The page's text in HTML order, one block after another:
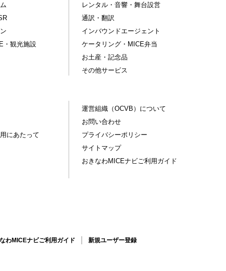
・観光施設
レンタル・音響・舞台設営
通訳・翻訳
インバウンドエージェント
ケータリング・MICE弁当
お土産・記念品
その他サービス
にあたって
運営組織（OCVB）について
お問い合わせ
プライバシーポリシー
サイトマップ
おきなわMICEナビご利用ガイド
わMICEナビご利用ガイド 新規ユーザー登録